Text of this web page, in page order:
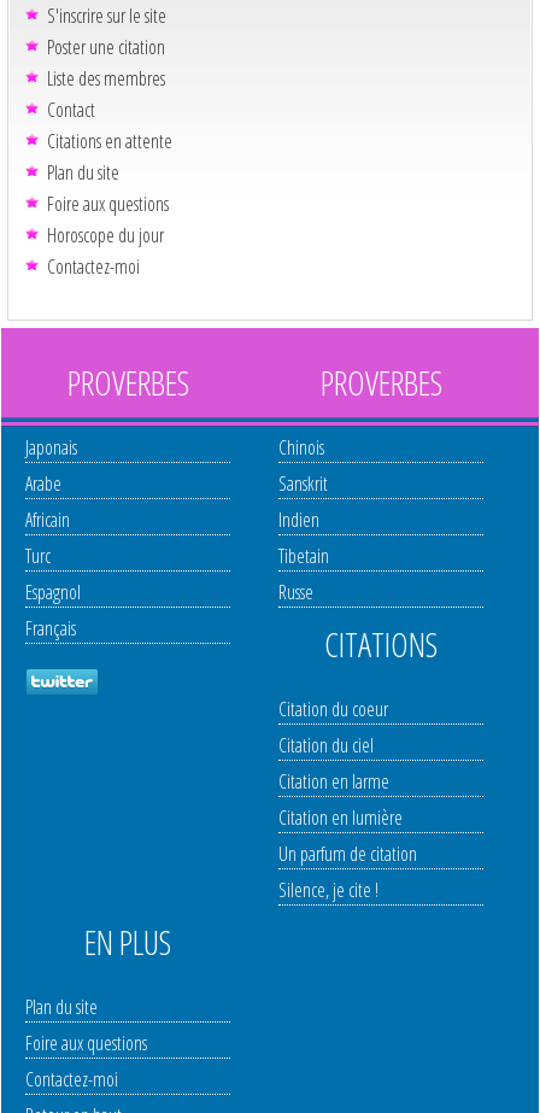
S'inscrire sur le site
Poster une citation
Liste des membres
Contact
Citations en attente
Plan du site
Foire aux questions
Horoscope du jour
Contactez-moi
PROVERBES
Japonais
Arabe
Africain
Turc
Espagnol
Français
PROVERBES
Chinois
Sanskrit
Indien
Tibetain
Russe
CITATIONS
Citation du coeur
Citation du ciel
Citation en larme
Citation en lumière
Un parfum de citation
Silence, je cite !
EN PLUS
Plan du site
Foire aux questions
Contactez-moi